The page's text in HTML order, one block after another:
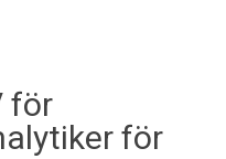
för
för